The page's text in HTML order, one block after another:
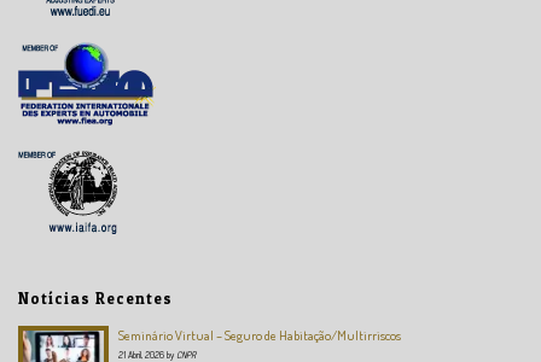
Notícias Recentes
Seminário Virtual – Seguro de Habitação/Multirriscos
21 Abril, 2026 by CNPR